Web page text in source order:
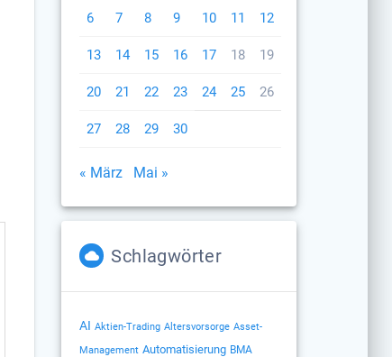
6 7 8 9 10 11 12
13 14 15 16 17 18 19
20 21 22 23 24 25 26
27 28 29 30
« März Mai »
Schlagwörter
AI Aktien-Trading Altersvorsorge Asset-
Management Automatisierung BMA